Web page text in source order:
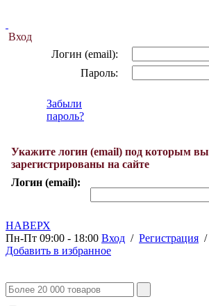
Вход
Логин (email):
Пароль:
Забыли
пароль?
Укажите логин (email) под которым вы
зарегистрированы на сайте
Логин (email):
НАВЕРХ
Пн-Пт 09:00 - 18:00 Вход / Регистрация /
Добавить в избранное